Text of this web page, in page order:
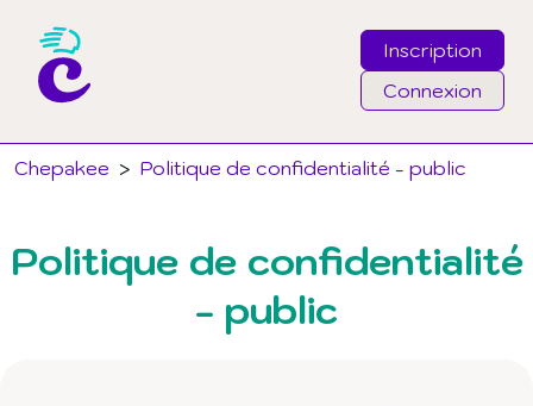
Inscription
Connexion
Chepakee > Politique de confidentialité - public
Email
J'ai oublié mon mot de passe
Politique de confidentialité
- public